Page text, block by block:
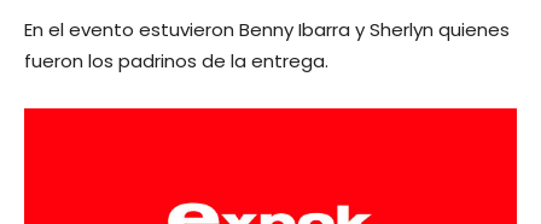
En el evento estuvieron Benny Ibarra y Sherlyn quienes
fueron los padrinos de la entrega.